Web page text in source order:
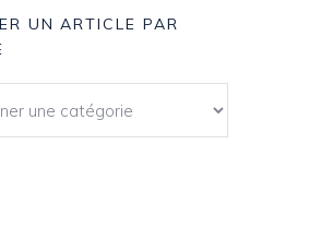
UN ARTICLE PAR